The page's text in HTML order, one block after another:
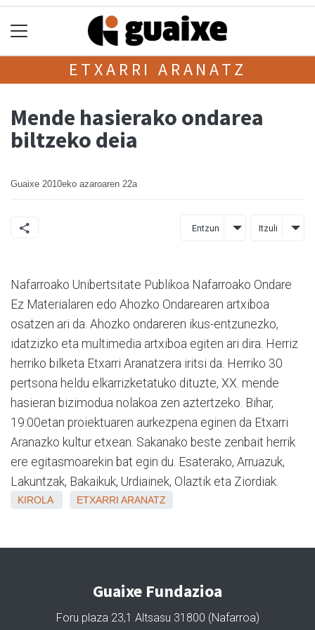
ETXARRI ARANATZ
Mende hasierako ondarea
biltzeko deia
Guaixe 2010eko azaroaren 22a
Entzun Itzuli
Nafarroako Unibertsitate Publikoa Nafarroako Ondare
Ez Materialaren edo Ahozko Ondarearen artxiboa
osatzen ari da. Ahozko ondareren ikus-entzunezko,
idatzizko eta multimedia artxiboa egiten ari dira. Herriz
herriko bilketa Etxarri Aranatzera iritsi da. Herriko 30
pertsona heldu elkarrizketatuko dituzte, XX. mende
hasieran bizimodua nolakoa zen aztertzeko. Bihar,
19:00etan proiektuaren aurkezpena eginen da Etxarri
Aranazko kultur etxean. Sakanako beste zenbait herrik
ere egitasmoarekin bat egin du. Esaterako, Arruazuk,
Lakuntzak, Bakaikuk, Urdiainek, Olaztik eta Ziordiak.
KIROLA ETXARRI ARANATZ
Guaixe Fundazioa
Foru plaza 23,1 Altsasu 31800 (Nafarroa)